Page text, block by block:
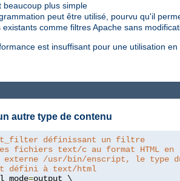
beaucoup plus simple
peut être utilisé, pourvu qu'il
comme filtres Apache sans
est insuffisant pour une utilisation
autre type de contenu
définissant un filtre
fichiers text/c au format HTML en
externe /usr/bin/enscript, le type
défini à text/html
mode=output \